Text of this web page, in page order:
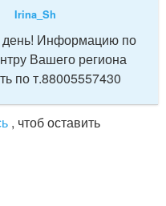
Irina_Sh
Информацию по
Вашего региона
по т.88005557430
, чтоб оставить